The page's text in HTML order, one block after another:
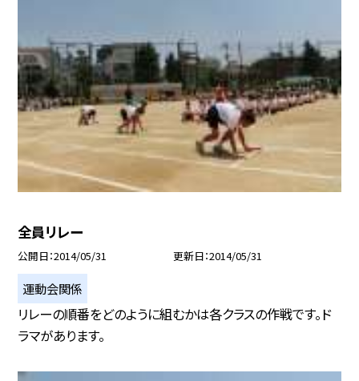
全員リレー
公開日 2014/05/31 更新日 2014/05/31
運動会関係
リレーの順番をどのように組むかは各クラスの作戦です。ド
ラマがあります。